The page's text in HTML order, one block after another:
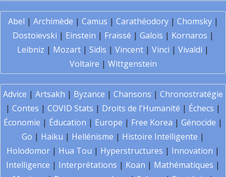
Abel | Archimède | Camus | Carathéodory| Chomsky|
Dostoïevski | Einstein | Fraïssé | Galois | Kornaros |
Leibniz | Mozart | Sidis | Vincent | Vinci | Vivaldi |
Voltaire | Wittgenstein
Advice | Artsakh | Byzance | Chansons | Chronostratégie
| Contes | COVID Stats | Droits de l'Humanité | Échecs |
Économie | Éducation | Europe | Free Korea | Génocide |
Go | Haïku | Hellénisme | Histoire Intelligente |
Holodomor | Hua Tou | Hyperstructures | Innovation |
Intelligence | Interprétations | Koan | Mathématiques |